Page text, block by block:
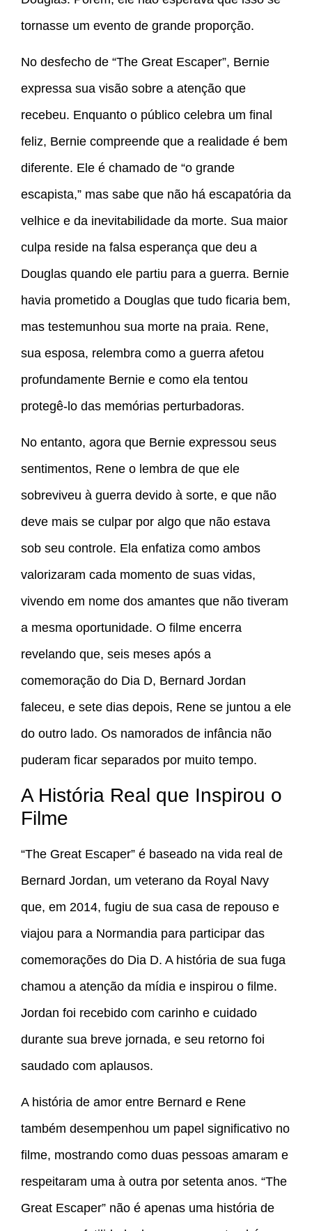
tornasse um evento de grande proporção.
No desfecho de “The Great Escaper”, Bernie
expressa sua visão sobre a atenção que
recebeu. Enquanto o público celebra um final
feliz, Bernie compreende que a realidade é bem
diferente. Ele é chamado de “o grande
escapista,” mas sabe que não há escapatória da
velhice e da inevitabilidade da morte. Sua maior
culpa reside na falsa esperança que deu a
Douglas quando ele partiu para a guerra. Bernie
havia prometido a Douglas que tudo ficaria bem,
mas testemunhou sua morte na praia. Rene,
sua esposa, relembra como a guerra afetou
profundamente Bernie e como ela tentou
protegê-lo das memórias perturbadoras.
No entanto, agora que Bernie expressou seus
sentimentos, Rene o lembra de que ele
sobreviveu à guerra devido à sorte, e que não
deve mais se culpar por algo que não estava
sob seu controle. Ela enfatiza como ambos
valorizaram cada momento de suas vidas,
vivendo em nome dos amantes que não tiveram
a mesma oportunidade. O filme encerra
revelando que, seis meses após a
comemoração do Dia D, Bernard Jordan
faleceu, e sete dias depois, Rene se juntou a ele
do outro lado. Os namorados de infância não
puderam ficar separados por muito tempo.
A História Real que Inspirou o
Filme
“The Great Escaper” é baseado na vida real de
Bernard Jordan, um veterano da Royal Navy
que, em 2014, fugiu de sua casa de repouso e
viajou para a Normandia para participar das
comemorações do Dia D. A história de sua fuga
chamou a atenção da mídia e inspirou o filme.
Jordan foi recebido com carinho e cuidado
durante sua breve jornada, e seu retorno foi
saudado com aplausos.
A história de amor entre Bernard e Rene
também desempenhou um papel significativo no
filme, mostrando como duas pessoas amaram e
respeitaram uma à outra por setenta anos. “The
Great Escaper” não é apenas uma história de